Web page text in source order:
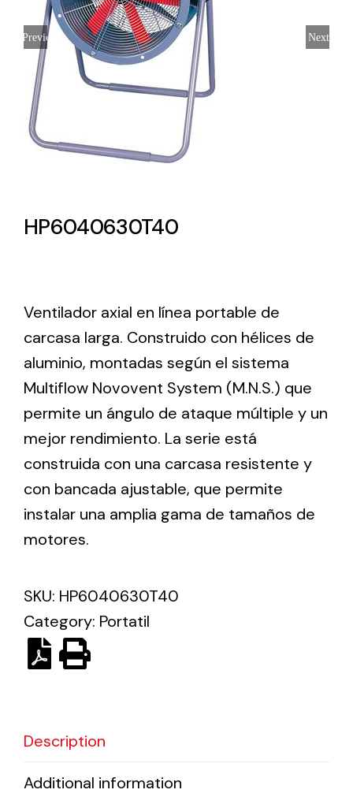
Lighting and Electrical
Equipment
Complete solutions in lighting and electrical
material for each project and need
Ventilation
The incorporation of Novovent into the group
meant a greater offer of ventilation products for
different uses
Iluminación Solar
Variedad de soluciones solares para todo tipo
de necesidades.
Solar lighting
Variety of solar solutions for all kinds of needs.
Previous Next
HP6040630T40
Ventilador axial en línea portable de
carcasa larga. Construido con hélices de
aluminio, montadas según el sistema
Multiflow Novovent System (M.N.S.) que
permite un ángulo de ataque múltiple y un
mejor rendimiento. La serie está
construida con una carcasa resistente y
con bancada ajustable, que permite
instalar una amplia gama de tamaños de
motores.
SKU: HP6040630T40
Category: Portatil
Description
Additional information